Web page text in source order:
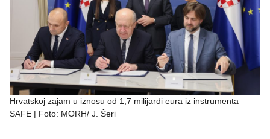
Hrvatskoj zajam u iznosu od 1,7 milijardi eura iz instrumenta
SAFE | Foto: MORH/ J. Šeri